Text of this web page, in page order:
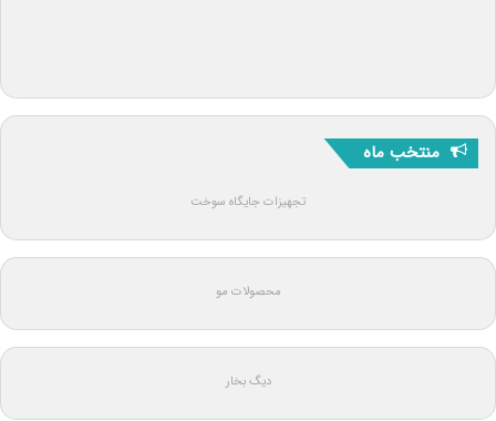
منتخب ماه
تجهیزات جایگاه سوخت
محصولات مو
دیگ بخار